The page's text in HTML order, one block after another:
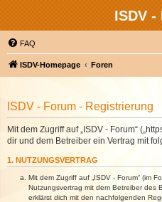
ISDV -
FAQ
ISDV-Homepage Foren
ISDV - Forum - Registrierung
Mit dem Zugriff auf „ISDV - Forum“
dir und dem Betreiber ein Vertrag mit
1. NUTZUNGSVERTRAG
Mit dem Zugriff auf „ISDV - Forum“ (im
Nutzungsvertrag mit dem Betreiber des
erklärst dich mit den nachfolgenden